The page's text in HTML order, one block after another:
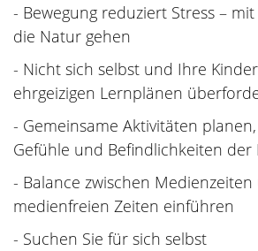
- Bewegung reduziert Stress –
die Natur gehen
- Nicht sich selbst und Ihre
ehrgeizigen Lernplänen
- Gemeinsame Aktivitäten
Gefühle und Befindlichkeiten der
- Balance zwischen Medienzeiten
medienfreien Zeiten einführen
- Suchen Sie für sich selbst